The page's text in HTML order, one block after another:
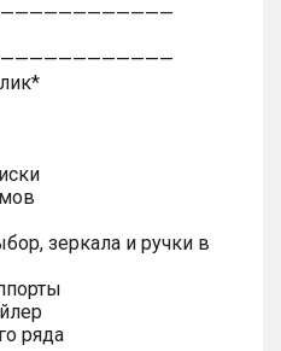
зеркала и ручки в
ряда